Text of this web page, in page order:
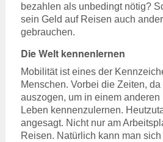
bezahlen als unbedingt nötig?
sein Geld auf Reisen auch
gebrauchen.
Die Welt kennenlernen
Mobilität ist eines der
Menschen. Vorbei die Zeiten,
auszogen, um in einem anderen
Leben kennenzulernen.
angesagt. Nicht nur am
Reisen. Natürlich kann man